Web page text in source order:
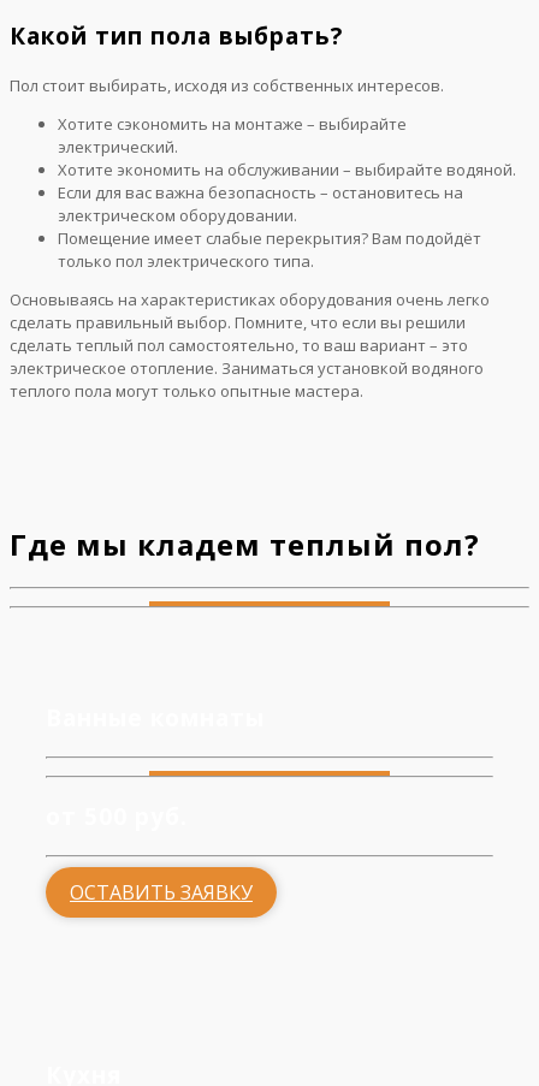
Какой тип пола выбрать?
Пол стоит выбирать, исходя из собственных интересов.
Хотите сэкономить на монтаже – выбирайте
электрический.
Хотите экономить на обслуживании – выбирайте водяной.
Если для вас важна безопасность – остановитесь на
электрическом оборудовании.
Помещение имеет слабые перекрытия? Вам подойдёт
только пол электрического типа.
Основываясь на характеристиках оборудования очень легко
сделать правильный выбор. Помните, что если вы решили
сделать теплый пол самостоятельно, то ваш вариант – это
электрическое отопление. Заниматься установкой водяного
теплого пола могут только опытные мастера.
Где мы кладем теплый пол?
ОСТАВИТЬ ЗАЯВКУ